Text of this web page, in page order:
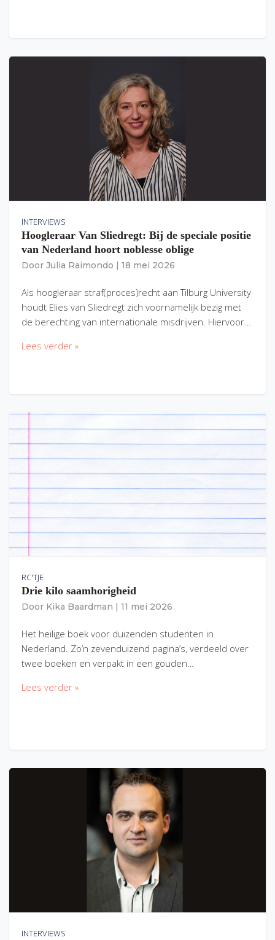
INTERVIEWS
Hoogleraar Van Sliedregt: Bij de speciale positie
van Nederland hoort noblesse oblige
Door Julia Raimondo 18 mei 2026
Als hoogleraar straf(proces)recht aan Tilburg University
houdt Elies van Sliedregt zich voornamelijk bezig met
de berechting van internationale misdrijven. Hiervoor…
Lees verder »
RC'TJE
Drie kilo saamhorigheid
Door Kika Baardman 11 mei 2026
Het heilige boek voor duizenden studenten in
Nederland. Zo’n zevenduizend pagina’s, verdeeld over
twee boeken en verpakt in een gouden…
Lees verder »
INTERVIEWS